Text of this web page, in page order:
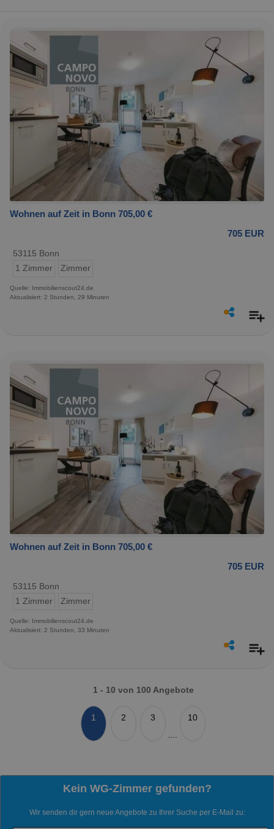
Wohnen auf Zeit in Bonn 705,00 €
705 EUR
53115 Bonn
1 Zimmer
Zimmer
Quelle: Immobilienscout24.de
Aktualisiert: 2 Stunden, 29 Minuten
Wohnen auf Zeit in Bonn 705,00 €
705 EUR
53115 Bonn
1 Zimmer
Zimmer
Quelle: Immobilienscout24.de
Aktualisiert: 2 Stunden, 33 Minuten
1 - 10 von 100 Angebote
1 2
3
10
Kein WG-Zimmer gefunden?
Wir senden dir gern neue Angebote zu Ihrer Suche per E-Mail zu: